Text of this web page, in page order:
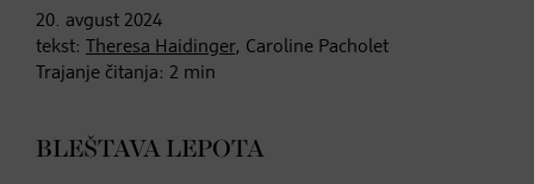
20. avgust 2024
tekst:
Theresa Haidinger, Caroline Pacholet
Trajanje čitanja: 2 min
BLEŠTAVA LEPOTA